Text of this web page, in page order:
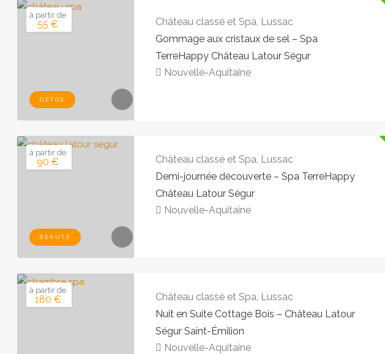
à partir de
55 €
DÉTOX
Château classé et Spa, Lussac
Gommage aux cristaux de sel – Spa
TerreHappy Château Latour Ségur
Nouvelle-Aquitaine
à partir de
90 €
BEAUTÉ
Château classé et Spa, Lussac
Demi-journée découverte – Spa TerreHappy
Château Latour Ségur
Nouvelle-Aquitaine
à partir de
180 €
Château classé et Spa, Lussac
Nuit en Suite Cottage Bois – Château Latour
Ségur Saint-Émilion
Nouvelle-Aquitaine